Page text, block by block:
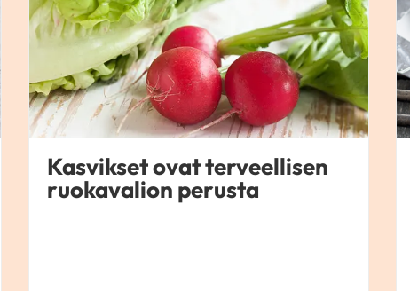
Kasvikset ovat terveellisen
ruokavalion perusta